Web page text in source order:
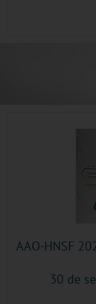
AAO-HNSF
30 de